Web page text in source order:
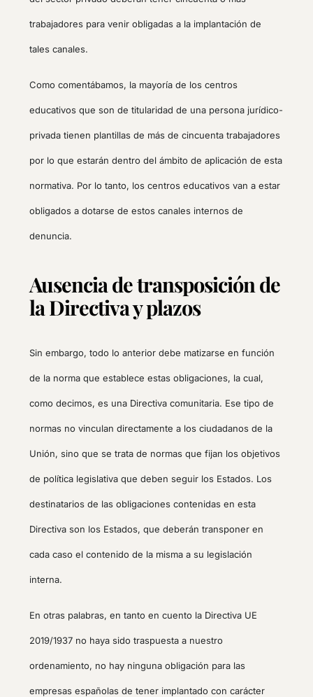
trabajadores para venir obligadas a la implantación de
tales canales.
Como comentábamos, la mayoría de los centros
educativos que son de titularidad de una persona jurídico-
privada tienen plantillas de más de cincuenta trabajadores
por lo que estarán dentro del ámbito de aplicación de esta
normativa. Por lo tanto, los centros educativos van a estar
obligados a dotarse de estos canales internos de
denuncia.
Ausencia de transposición de
la Directiva y plazos
Sin embargo, todo lo anterior debe matizarse en función
de la norma que establece estas obligaciones, la cual,
como decimos, es una Directiva comunitaria. Ese tipo de
normas no vinculan directamente a los ciudadanos de la
Unión, sino que se trata de normas que fijan los objetivos
de política legislativa que deben seguir los Estados. Los
destinatarios de las obligaciones contenidas en esta
Directiva son los Estados, que deberán transponer en
cada caso el contenido de la misma a su legislación
interna.
En otras palabras, en tanto en cuento la Directiva UE
2019/1937 no haya sido traspuesta a nuestro
ordenamiento, no hay ninguna obligación para las
empresas españolas de tener implantado con carácter